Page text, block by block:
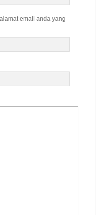
email anda yang